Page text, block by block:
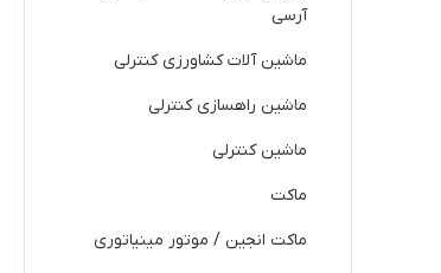
آرسی
ماشین آلات کشاورزی کنترلی
ماشین راهسازی کنترلی
ماشین کنترلی
ماکت
ماکت انجین / موتور مینیاتوری